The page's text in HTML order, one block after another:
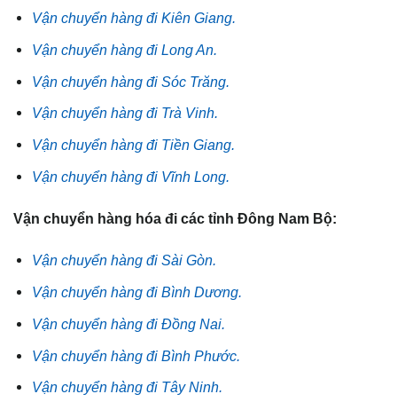
Vận chuyển hàng đi Kiên Giang.
Vận chuyển hàng đi Long An.
Vận chuyển hàng đi Sóc Trăng.
Vận chuyển hàng đi Trà Vinh.
Vận chuyển hàng đi Tiền Giang.
Vận chuyển hàng đi Vĩnh Long.
Vận chuyển hàng hóa đi các tỉnh Đông Nam Bộ:
Vận chuyển hàng đi Sài Gòn.
Vận chuyển hàng đi Bình Dương.
Vận chuyển hàng đi Đồng Nai.
Vận chuyển hàng đi Bình Phước.
Vận chuyển hàng đi Tây Ninh.